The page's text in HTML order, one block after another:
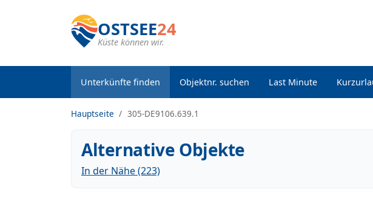
OSTSEE24
Küste können wir.
Unterkünfte finden Objektnr. suchen Last Minute
Hauptseite 305-DE9106.639.1
Alternative Objekte
In der Nähe (223)